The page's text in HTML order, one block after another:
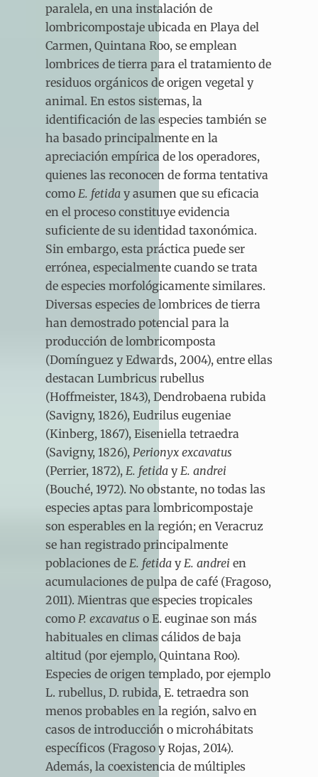
paralela, en una instalación de
lombricompostaje ubicada en Playa del
Carmen, Quintana Roo, se emplean
lombrices de tierra para el tratamiento de
residuos orgánicos de origen vegetal y
animal. En estos sistemas, la
identificación de las especies también se
ha basado principalmente en la
apreciación empírica de los operadores,
quienes las reconocen de forma tentativa
como E. fetida y asumen que su eficacia
en el proceso constituye evidencia
suficiente de su identidad taxonómica.
Sin embargo, esta práctica puede ser
errónea, especialmente cuando se trata
de especies morfológicamente similares.
Diversas especies de lombrices de tierra
han demostrado potencial para la
producción de lombricomposta
(Domínguez y Edwards, 2004), entre ellas
destacan Lumbricus rubellus
(Hoffmeister, 1843), Dendrobaena rubida
(Savigny, 1826), Eudrilus eugeniae
(Kinberg, 1867), Eiseniella tetraedra
(Savigny, 1826), Perionyx excavatus
(Perrier, 1872), E. fetida yE. andrei
(Bouché, 1972). No obstante, no todas las
especies aptas para lombricompostaje
son esperables en la región; en Veracruz
se han registrado principalmente
poblaciones de E. fetida yE. andrei en
acumulaciones de pulpa de café (Fragoso,
2011). Mientras que especies tropicales
como P. excavatus o E. euginae son más
habituales en climas cálidos de baja
altitud (por ejemplo, Quintana Roo).
Especies de origen templado, por ejemplo
L. rubellus, D. rubida, E. tetraedra son
menos probables en la región, salvo en
casos de introducción o microhábitats
específicos (Fragoso y Rojas, 2014).
Además, la coexistencia de múltiples